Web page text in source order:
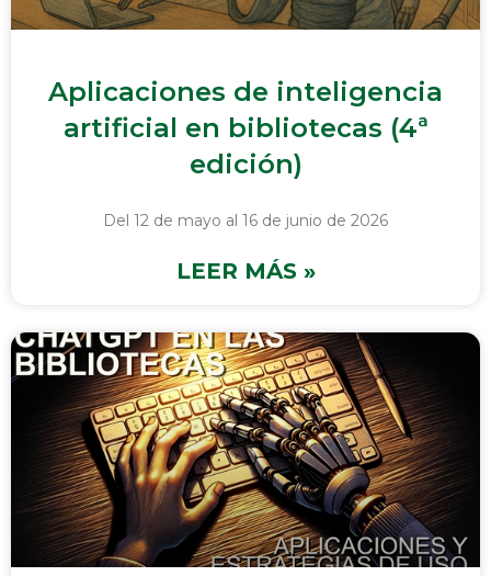
Aplicaciones de inteligencia
artificial en bibliotecas (4ª
edición)
Del 12 de mayo al 16 de junio de 2026
LEER MÁS »